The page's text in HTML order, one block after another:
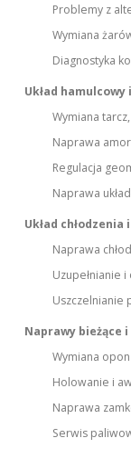
Problemy z
Wymiana
Diagnostyka
Układ
Wymiana
Naprawa
Regulacja
Naprawa
Układ
Naprawa
Uzupełnianie
Uszczelnianie
Naprawy bieżące
Wymiana opon
Holowanie i
Naprawa
Serwis